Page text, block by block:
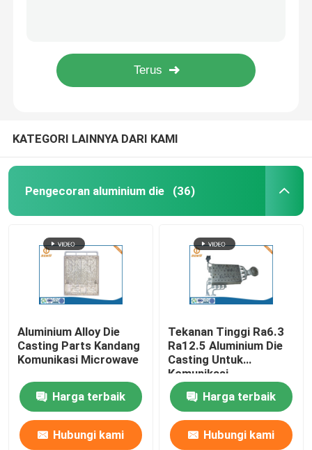
Bagian Penggilingan CNC
Bagian Injeksi Plastik Kustom
Cetakan injeksi plastik
Cetakan Die Casting
Suku Cadang Mobil Die Casting
Perumahan LED Die Casting
Suku Cadang Perabot Kantor
Pengecoran Die Seng
KATEGORI LAINNYA DARI KAMI
Pengecoran aluminium die (36)
Aluminium Alloy Die
Casting Parts Kandang
Komunikasi Microwave
Harga terbaik
Hubungi kami
Tekanan Tinggi Ra6.3
Ra12.5 Aluminium Die
Casting Untuk
Komunikasi
Harga terbaik
Hubungi kami